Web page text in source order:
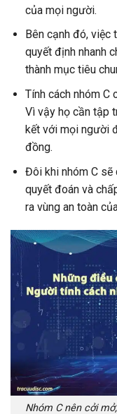
của mọi người.
Bên cạnh đó,
quyết định nhanh
thành mục tiêu
Tính cách nhóm C
Vì vậy họ cần tập
kết với mọi người
đồng.
Đôi khi nhóm C sẽ
quyết đoán và
ra vùng an toàn
Nhóm C nên cởi